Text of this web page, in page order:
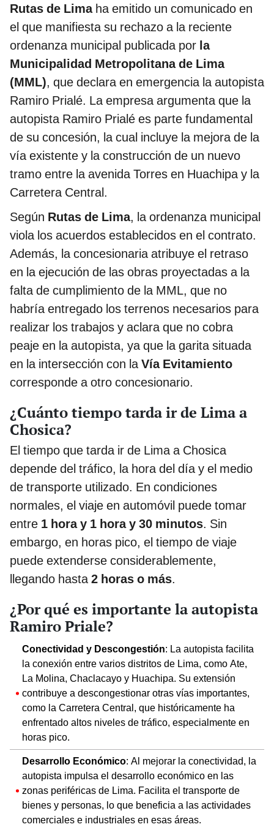
Rutas de Lima ha emitido un comunicado en
el que manifiesta su rechazo a la reciente
ordenanza municipal publicada por la
Municipalidad Metropolitana de Lima
(MML), que declara en emergencia la autopista
Ramiro Prialé. La empresa argumenta que la
autopista Ramiro Prialé es parte fundamental
de su concesión, la cual incluye la mejora de la
vía existente y la construcción de un nuevo
tramo entre la avenida Torres en Huachipa y la
Carretera Central.
Según Rutas de Lima, la ordenanza municipal
viola los acuerdos establecidos en el contrato.
Además, la concesionaria atribuye el retraso
en la ejecución de las obras proyectadas a la
falta de cumplimiento de la MML, que no
habría entregado los terrenos necesarios para
realizar los trabajos y aclara que no cobra
peaje en la autopista, ya que la garita situada
en la intersección con laVía Evitamiento
corresponde a otro concesionario.
¿Cuánto tiempo tarda ir de Lima a
Chosica?
El tiempo que tarda ir de Lima a Chosica
depende del tráfico, la hora del día y el medio
de transporte utilizado. En condiciones
normales, el viaje en automóvil puede tomar
entre 1 hora y 1 hora y 30 minutos. Sin
embargo, en horas pico, el tiempo de viaje
puede extenderse considerablemente,
llegando hasta 2 horas o más.
¿Por qué es importante la autopista
Ramiro Priale?
Conectividad y Descongestión: La autopista facilita
la conexión entre varios distritos de Lima, como Ate,
La Molina, Chaclacayo y Huachipa. Su extensión
contribuye a descongestionar otras vías importantes,
como la Carretera Central, que históricamente ha
enfrentado altos niveles de tráfico, especialmente en
horas pico.
Desarrollo Económico: Al mejorar la conectividad, la
autopista impulsa el desarrollo económico en las
zonas periféricas de Lima. Facilita el transporte de
bienes y personas, lo que beneficia a las actividades
comerciales e industriales en esas áreas.